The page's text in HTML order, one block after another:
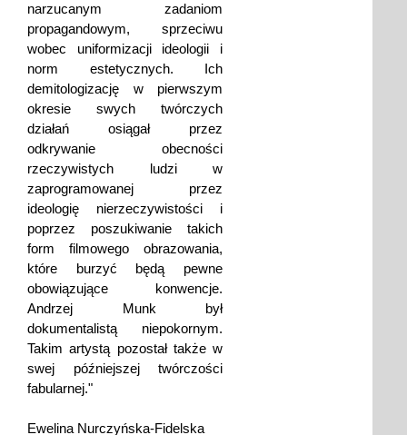
narzucanym zadaniom
propagandowym, sprzeciwu
wobec uniformizacji ideologii i
norm estetycznych. Ich
demitologizację w pierwszym
okresie swych twórczych
działań osiągał przez
odkrywanie obecności
rzeczywistych ludzi w
zaprogramowanej przez
ideologię nierzeczywistości i
poprzez poszukiwanie takich
form filmowego obrazowania,
które burzyć będą pewne
obowiązujące konwencje.
Andrzej Munk był
dokumentalistą niepokornym.
Takim artystą pozostał także w
swej późniejszej twórczości
fabularnej."
Ewelina Nurczyńska-Fidelska